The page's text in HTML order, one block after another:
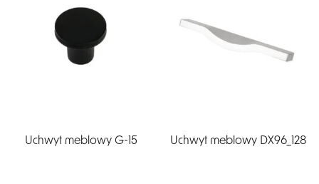
Uchwyt meblowy G-15 Uchwyt meblowy DX96_128